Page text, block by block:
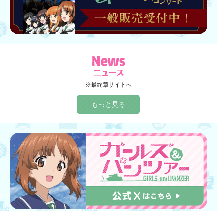
※最終章サイトへ
もっと見る